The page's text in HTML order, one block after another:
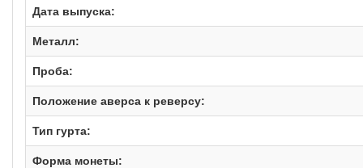
Дата выпуска:
Металл:
Проба:
Положение аверса к реверсу:
Тип гурта:
Форма монеты: